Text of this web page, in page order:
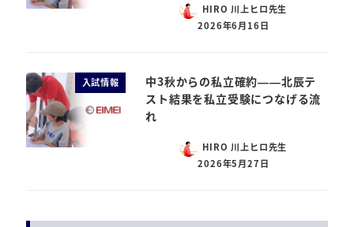
HIRO 川上ヒロ先生
2026年6月16日
入試情報
中3秋からの私立確約——北辰テ
スト結果を私立受験につなげる流
れ
HIRO 川上ヒロ先生
2026年5月27日